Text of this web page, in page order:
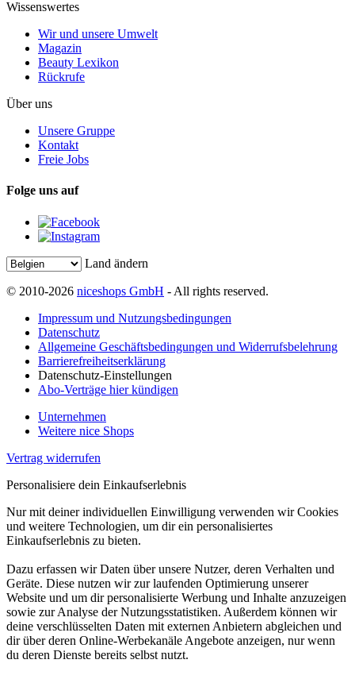
Wissenswertes
Wir und unsere Umwelt
Magazin
Beauty Lexikon
Rückrufe
Über uns
Unsere Gruppe
Kontakt
Freie Jobs
Folge uns auf
Land ändern
© 2010-2026 niceshops GmbH - All rights reserved.
Impressum und Nutzungsbedingungen
Datenschutz
Allgemeine Geschäftsbedingungen und Widerrufsbelehrung
Barrierefreiheitserklärung
Datenschutz-Einstellungen
Abo-Verträge hier kündigen
Unternehmen
Weitere nice Shops
Vertrag widerrufen
Personalisiere dein Einkaufserlebnis
Nur mit deiner individuellen Einwilligung verwenden wir Cookies
und weitere Technologien, um dir ein personalisiertes
Einkaufserlebnis zu bieten.
Dazu erfassen wir Daten über unsere Nutzer, deren Verhalten und
Geräte. Diese nutzen wir zur laufenden Optimierung unserer
Website und um dir personalisierte Werbung und Inhalte anzuzeigen
sowie zur Analyse der Nutzungsstatistiken. Außerdem können wir
deine verschlüsselten Daten mit externen Anbietern abgleichen und
dir über deren Online-Werbekanäle Angebote anzeigen, nur wenn
du deren Dienste bereits selbst nutzt.